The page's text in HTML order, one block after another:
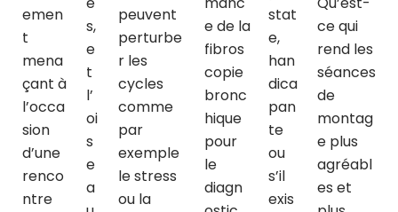
emen
t
mena
çant à
l’occa
sion
d’une
renco
ntre
s,
e
t
l’
oi
s
e
a
peuvent
perturbe
r les
cycles
comme
par
exemple
le stress
ou la
e de la
fibros
copie
bronc
hique
pour
le
diagn
stat
e,
han
dica
pan
te
ou
s’il
exis
ce qui
rend les
séances
de
montag
e plus
agréabl
es et